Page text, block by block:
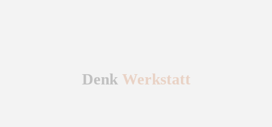
Denk Werkstatt